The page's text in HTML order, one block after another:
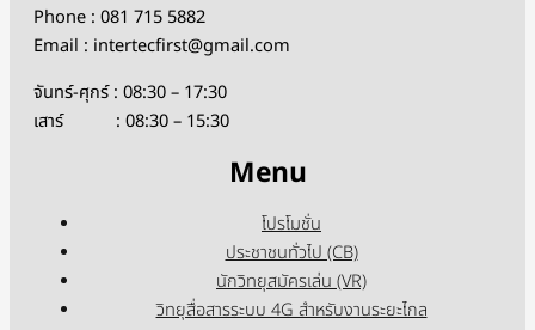
Phone : 081 715 5882
Email : intertecfirst@gmail.com
จันทร์-ศุกร์ : 08:30 – 17:30
เสาร์ : 08:30 – 15:30
Menu
โปรโมชั่น
ประชาชนทั่วไป (CB)
นักวิทยุสมัครเล่น (VR)
วิทยุสื่อสารระบบ 4G สำหรับงานระยะไกล